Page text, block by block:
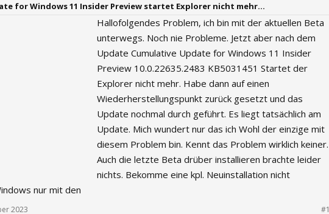
for Windows 11 Insider Preview startet Explorer nicht mehr...
Hallofolgendes Problem, ich bin mit der aktuellen Beta
unterwegs. Noch nie Probleme. Jetzt aber nach dem
Update Cumulative Update for Windows 11 Insider
Preview 10.0.22635.2483 KB5031451 Startet der
Explorer nicht mehr. Habe dann auf einen
Wiederherstellungspunkt zurück gesetzt und das
Update nochmal durch geführt. Es liegt tatsächlich am
Update. Mich wundert nur das ich Wohl der einzige mit
diesem Problem bin. Kennt das Problem wirklich keiner.
Auch die letzte Beta drüber installieren brachte leider
nichts. Bekomme eine kpl. Neuinstallation nicht
nur mit den
2023 #1